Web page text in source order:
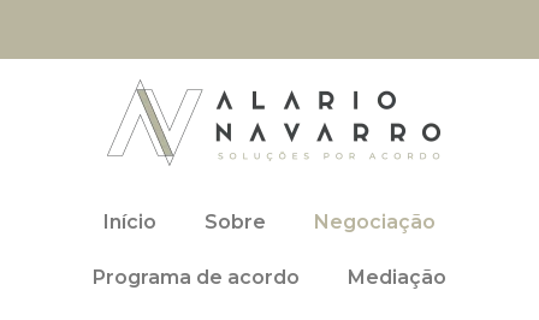
Início Sobre Negociação
Programa de acordo Mediação